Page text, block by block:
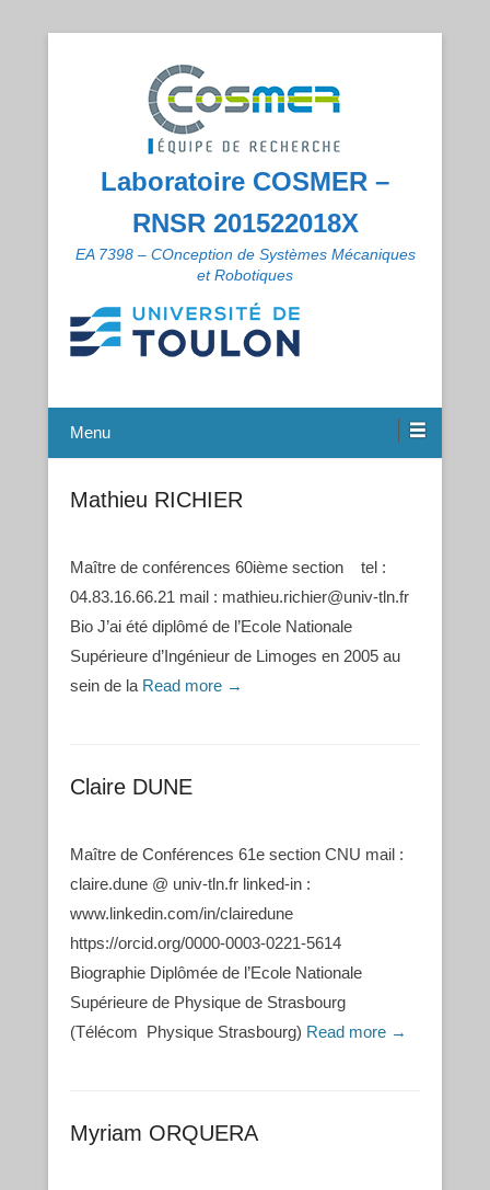
Laboratoire COSMER –
RNSR 201522018X
EA 7398 – COnception de Systèmes Mécaniques
et Robotiques
Menu
Mathieu RICHIER
Maître de conférences 60ième section tel :
04.83.16.66.21 mail : mathieu.richier@univ-tln.fr
Bio J’ai été diplômé de l’Ecole Nationale
Supérieure d’Ingénieur de Limoges en 2005 au
sein de la Read more →
Claire DUNE
Maître de Conférences 61e section CNU mail :
claire.dune @ univ-tln.fr linked-in :
www.linkedin.com/in/clairedune
https://orcid.org/0000-0003-0221-5614
Biographie Diplômée de l’Ecole Nationale
Supérieure de Physique de Strasbourg
(Télécom Physique Strasbourg) Read more →
Myriam ORQUERA